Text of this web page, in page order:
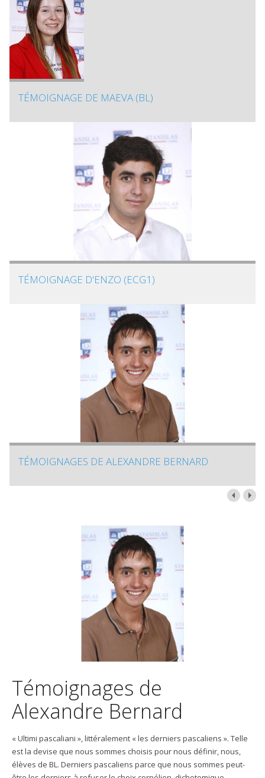
TÉMOIGNAGE DE MAEVA (BL)
TÉMOIGNAGE D'ENZO (ECG1)
TÉMOIGNAGES DE ALEXANDRE BERNARD
Témoignages de
Alexandre Bernard
« Ultimi pascaliani », littéralement « les derniers pascaliens ». Telle
est la devise que nous sommes choisis pour nous définir, nous,
élèves de BL. Derniers pascaliens parce que nous sommes peut-